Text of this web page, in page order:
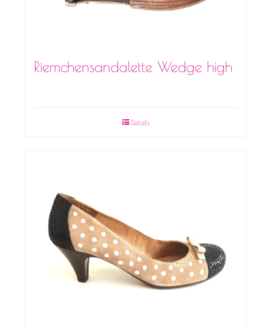
Riemchensandalette Wedge high
Details